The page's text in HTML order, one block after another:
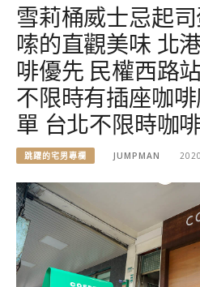
雪莉桶威士忌起
嗦的直觀美味 北
啡優先 民權西路
不限時有插座咖
單 台北不限時咖
跳躍的宅男專欄 JUMPMAN